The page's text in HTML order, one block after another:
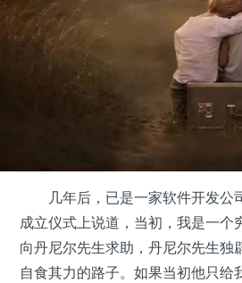
几年后，已是一家软件开发公
成立仪式上说道，当初，我是一个
向丹尼尔先生求助，丹尼尔先生独
自食其力的路子。如果当初他只给